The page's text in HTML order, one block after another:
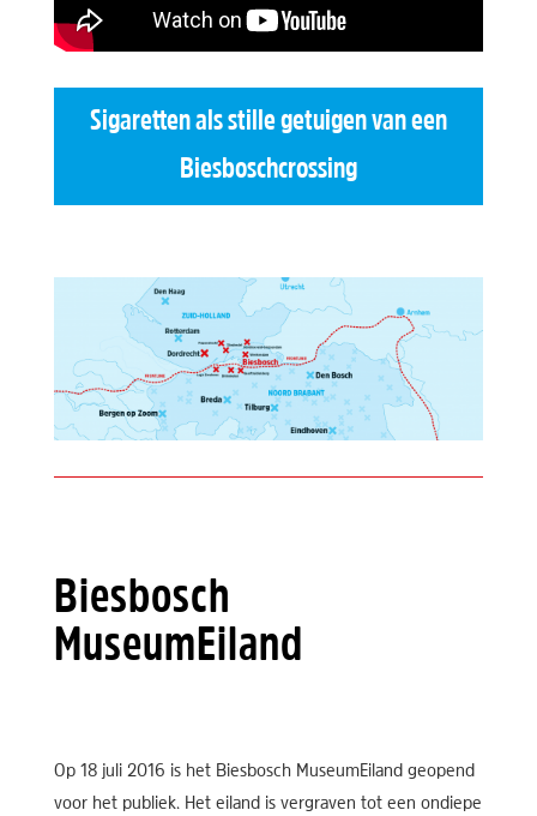
Sigaretten als stille getuigen van een
Biesboschcrossing
Biesbosch
MuseumEiland
Op 18 juli 2016 is het Biesbosch MuseumEiland geopend
voor het publiek. Het eiland is vergraven tot een ondiepe